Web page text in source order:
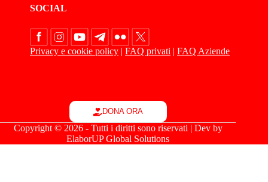
SOCIAL
Privacy e cookie policy | FAQ privati | FAQ Aziende
DONA ORA
Copyright © 2026 - Tutti i diritti sono riservati | Dev by
ElaborUP Global Solutions